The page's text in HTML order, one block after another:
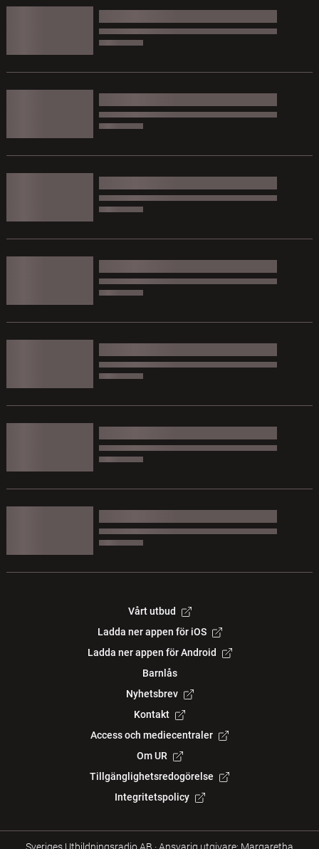
Vårt utbud
Ladda ner appen för iOS
Ladda ner appen för Android
Barnlås
Nyhetsbrev
Kontakt
Access och mediecentraler
Om UR
Tillgänglighetsredogörelse
Integritetspolicy